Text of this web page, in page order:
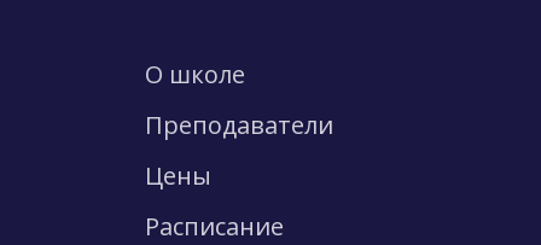
О школе
Преподаватели
Цены
Расписание